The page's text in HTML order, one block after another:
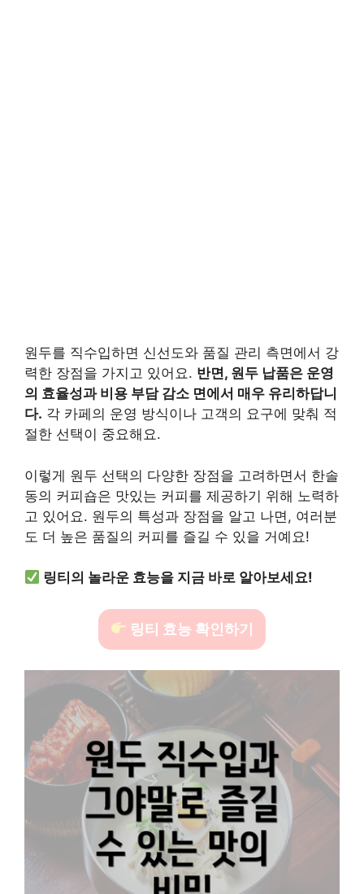
원두를 직수입하면 신선도와 품질 관리 측면에서 강
력한 장점을 가지고 있어요. 반면, 원두 납품은 운영
의 효율성과 비용 부담 감소 면에서 매우 유리하답니
다. 각 카페의 운영 방식이나 고객의 요구에 맞춰 적
절한 선택이 중요해요.
이렇게 원두 선택의 다양한 장점을 고려하면서 한솔
동의 커피숍은 맛있는 커피를 제공하기 위해 노력하
고 있어요. 원두의 특성과 장점을 알고 나면, 여러분
도 더 높은 품질의 커피를 즐길 수 있을 거예요!
링티의 놀라운 효능을 지금 바로 알아보세요!
링티 효능 확인하기